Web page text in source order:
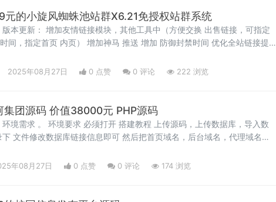
元的小旋风蜘蛛池站群X6.21免授权站群系统
本更新： 增加友情链接模块，其他工具中（方便交换 出售链接，可指定
间，指定首页 内页） 增加神马 推送 增加 防御封禁时间 优化全站链接提
定对应模板的小工具（模板管理里） 增强后台系统修复工具 优化文章库模式
优化链接推送工具，数量设置 时跳过该类型推送 把头条蜘蛛列入详细清
法提取固定模
2025年08月27日 0 点赞 0 评论 222 浏览
集团源码 价值38000元 PHP源码
境需求 。 环境要求 必须打开 搭建教程 上传源码，上传数据库，导入数
文件修改数据库链接信息即可 然后把首页域名，后台域名，代理域名都
年08月27日 0 点赞 0 评论 174 浏览